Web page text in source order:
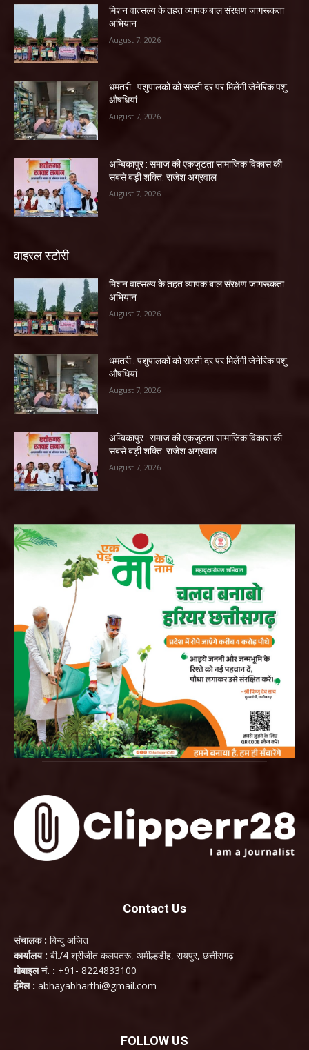
मिशन वात्सल्य के तहत व्यापक बाल संरक्षण जागरूकता
अभियान
August 7, 2026
धमतरी : पशुपालकों को सस्ती दर पर मिलेंगी जेनेरिक पशु
औषधियां
August 7, 2026
अम्बिकापुर : समाज की एकजुटता सामाजिक विकास की
सबसे बड़ी शक्ति: राजेश अग्रवाल
August 7, 2026
वाइरल स्टोरी
मिशन वात्सल्य के तहत व्यापक बाल संरक्षण जागरूकता
अभियान
August 7, 2026
धमतरी : पशुपालकों को सस्ती दर पर मिलेंगी जेनेरिक पशु
औषधियां
August 7, 2026
अम्बिकापुर : समाज की एकजुटता सामाजिक विकास की
सबसे बड़ी शक्ति: राजेश अग्रवाल
August 7, 2026
Contact Us
संचालक : बिन्दु अजित
कार्यालय : बी./4 श्रीजीत कलपतरू, अमील्हडीह, रायपुर, छत्तीसगढ़
मोबाइल नं. : +91- 8224833100
ईमेल : abhayabharthi@gmail.com
FOLLOW US